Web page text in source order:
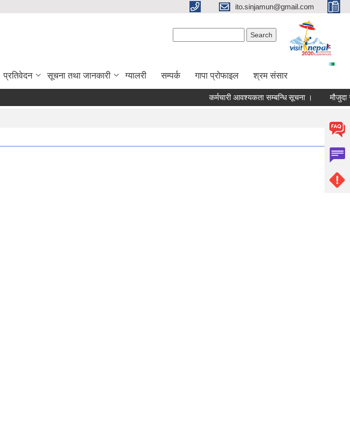
ito.sinjamun@gmail.com
प्रतिवेदन सूचना तथा जानकारी ग्यालरी सम्पर्क गापा प्रोफाइल श्रम संसार
कर्मचारी आवश्यकता सम्बन्धि सूचना । मौजुदा